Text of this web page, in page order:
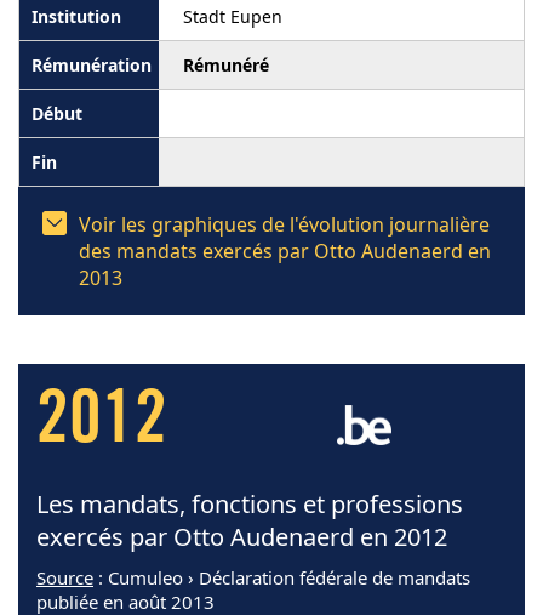
Stadt Eupen
Rémunéré
Voir les graphiques de l'évolution journalière
des mandats exercés par Otto Audenaerd en
2013
2012
Les mandats, fonctions et professions
exercés par Otto Audenaerd en 2012
Source : Cumuleo › Déclaration fédérale de mandats
publiée en août 2013